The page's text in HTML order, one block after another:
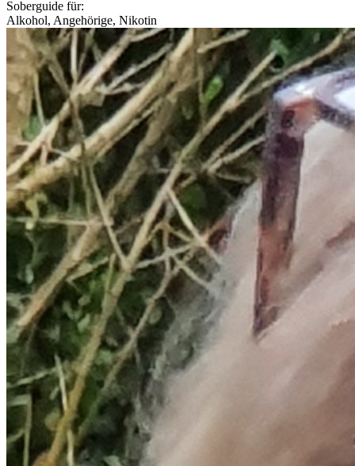
Soberguide für:
Alkohol, Angehörige, Nikotin